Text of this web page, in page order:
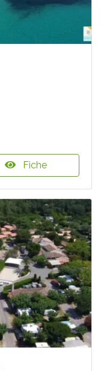
Fiche